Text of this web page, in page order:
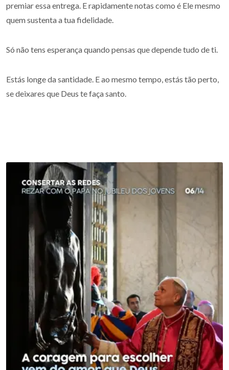
premiar essa entrega. E rapidamente notas como é Ele mesmo
quem sustenta a tua fidelidade.
Só não tens esperança quando pensas que depende tudo de ti.
Estás longe da santidade. E ao mesmo tempo, estás tão perto,
se deixares que Deus te faça santo.